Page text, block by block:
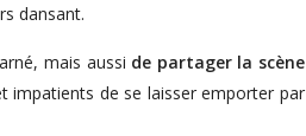
dansant.
mais aussi de partager la scène
impatients de se laisser emporter par